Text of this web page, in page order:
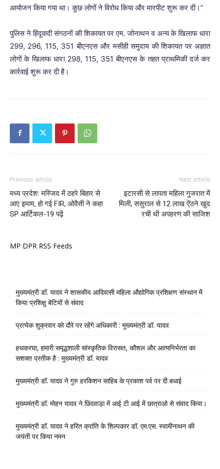
आयोजन किया गया था। कुछ लोगों ने विरोध किया और मारपीट शुरू कर दी।”
पुलिस ने हिंदूवादी संगठनों की शिकायत पर एम. जोनाथन व अन्य के खिलाफ धारा
299, 296, 115, 351 बीएनएस और मसीही समुदाय की शिकायत पर अज्ञात
लोगों के खिलाफ धारा 298, 115, 351 बीएनएस के तहत प्राथमिकी दर्ज कर
कार्रवाई शुरू कर दी है।
Previous article
मध्य प्रदेश: मस्जिद में ठहरे बिहार से
आए इमाम, हो गई FIR, ओवैसी ने कहा
SP आर्टिकल-19 पढ़ें
Next article
इटारसी से लापता महिला गुजरात में
मिली, ससुराल से 12 लाख ऐंठने खुद
रची थी अपहरण की साजिश
MP DPR RSS Feeds
मुख्यमंत्री डॉ. यादव ने शासकीय आदिवासी महिला औद्योगिक प्रशिक्षण संस्थान में
किया प्रशिक्षु बेटियों से संवाद
प्रत्येक शुक्रवार को दौरे पर रहेंगे अधिकारी : मुख्यमंत्री डॉ. यादव
हथकरघा, हमारी समृद्धशाली सांस्कृतिक विरासत, कौशल और आत्मनिर्भरता का
सशक्त प्रतीक है : मुख्यमंत्री डॉ. यादव
मुख्यमंत्री डॉ. यादव ने गुरु हरकिशन साहिब के प्रकाश पर्व पर दी बधाई
मुख्यमंत्री डॉ. मोहन यादव ने छिंदवाड़ा में आई टी आई में छात्राओ से संवाद किया।
मुख्यमंत्री डॉ. यादव ने हरित क्रांति के शिल्पकार डॉ. एम.एस. स्वामीनाथन की
जयंती पर किया नमन